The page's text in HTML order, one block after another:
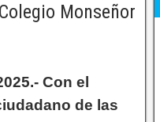
Monseñor
Con el
de las